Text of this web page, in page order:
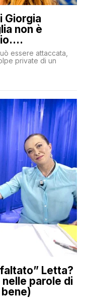
Giorgia
non è
essere attaccata,
private di un
Letta?
parole di